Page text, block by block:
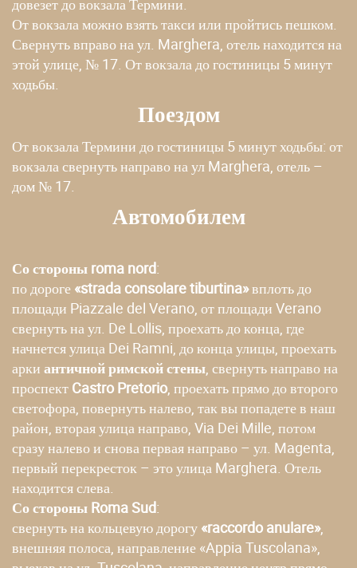
От вокзала можно взять такси или пройтись пешком.
Свернуть вправо на ул. Marghera, отель находится на
этой улице, № 17. От вокзала до гостиницы 5 минут
ходьбы.
Поездом
От вокзала Термини до гостиницы 5 минут ходьбы: от
вокзала свернуть направо на ул Marghera, отель –
дом № 17.
Автомобилем
Со стороны roma nord:
по дороге «strada consolare tiburtina»вплоть до
площади Piazzale del Verano, от площади Verano
свернуть на ул. De Lollis, проехать до конца, где
начнется улица Dei Ramni, до конца улицы, проехать
арки античной римской стены , свернуть направо на
проспект Castro Pretorio , проехать прямо до второго
светофора, повернуть налево, так вы попадете в наш
район, вторая улица направо, Via Dei Mille, потом
сразу налево и снова первая направо – ул. Magenta,
первый перекресток – это улица Marghera. Отель
находится слева.
Со стороны Roma Sud:
свернуть на кольцевую дорогу «raccordo anulare»,
внешняя полоса, направление «Appia Tuscolana»,